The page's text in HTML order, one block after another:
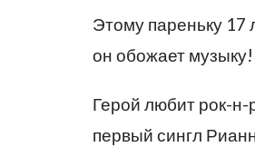
Этому пареньку 17
он обожает музыку!
Герой любит рок-
первый сингл